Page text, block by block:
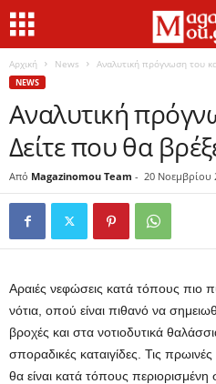
Αρχική News Αναλυτική πρόγνωση του
NEWS
Αναλυτική
Δείτε που θα
Από Magazinomou Team - 20 Νοεμβρίου
Αραιές νεφώσεις κατά τόπους πιο
νότια, οπού είναι πιθανό να
βροχές και στα νοτιοδυτικά
σποραδικές καταιγίδες. Τις
θα είναι κατά τόπους περιορισμένη